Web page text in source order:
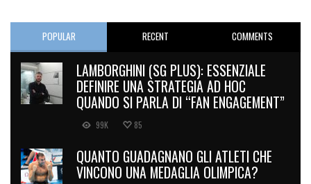
POPULAR RECENT COMMENTS
LAMBORGHINI (SG PLUS): ESSENZIALE
DEFINIRE UNA STRATEGIA AD HOC
QUANDO SI PARLA DI “FAN ENGAGEMENT”
99K 85
QUANTO GUADAGNANO GLI ATLETI CHE
VINCONO UNA MEDAGLIA OLIMPICA?